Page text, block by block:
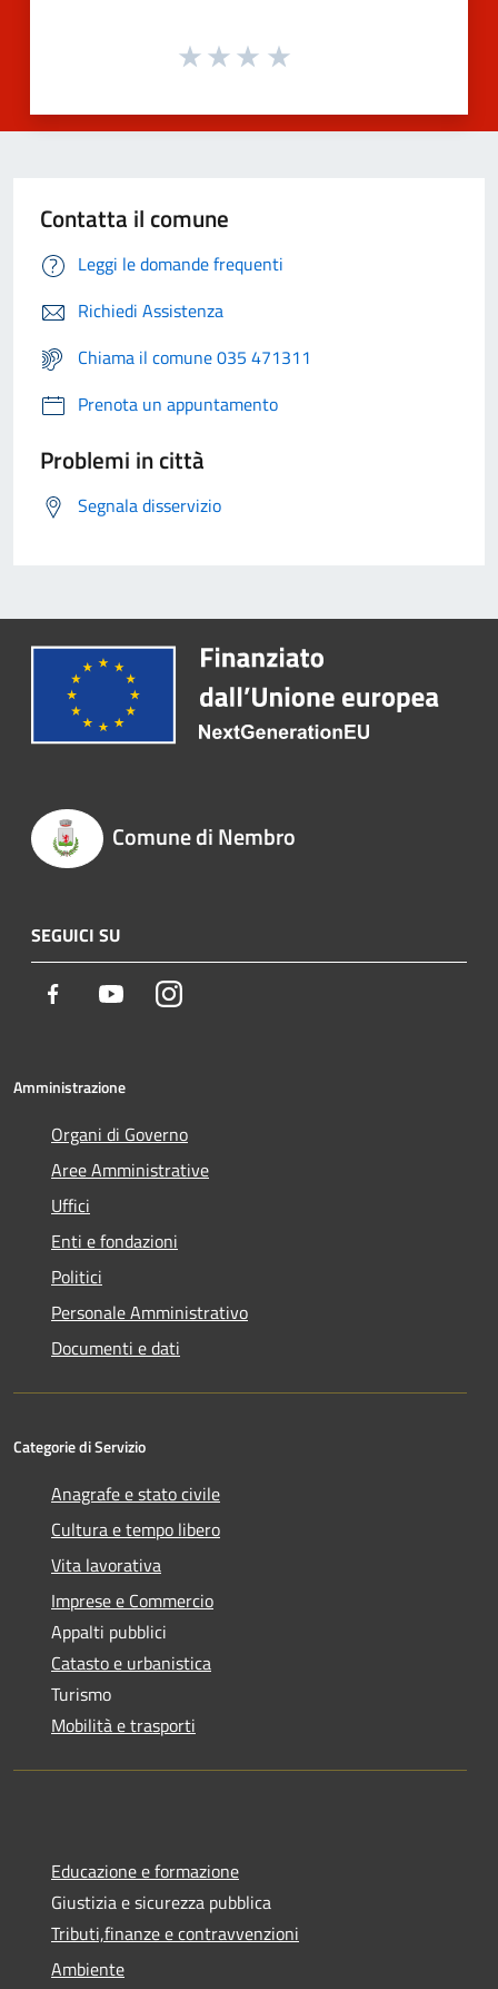
Contatta il comune
Leggi le domande frequenti
Richiedi Assistenza
Chiama il comune 035 471311
Prenota un appuntamento
Problemi in città
Segnala disservizio
Comune di Nembro
SEGUICI SU
Facebook YoutubeInstagram
Amministrazione
Organi di Governo
Aree Amministrative
Uffici
Enti e fondazioni
Politici
Personale Amministrativo
Documenti e dati
Categorie di Servizio
Anagrafe e stato civile
Cultura e tempo libero
Vita lavorativa
Imprese e Commercio
Appalti pubblici
Catasto e urbanistica
Turismo
Mobilità e trasporti
Educazione e formazione
Giustizia e sicurezza pubblica
Tributi,finanze e contravvenzioni
Ambiente